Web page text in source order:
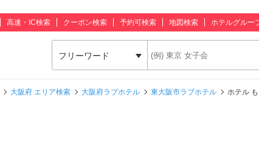
高速・IC検索 クーポン検索 予約可検索 地図検索 ホテルグルー
フリーワード
大阪府 エリア検索 大阪府ラブホテル 東大阪市ラブホテル ホテル